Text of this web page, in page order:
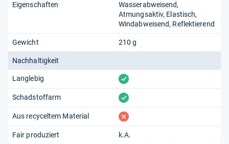
Eigenschaften
Wasserabweisend
Atmungsaktiv Elastisch
Windabweisend Reflektierend
Gewicht 210 g
Nachhaltigkeit
Langlebig vorhanden
Schadstoffarm vorhanden
Aus recyceltem Material fehlt
Fair produziert
k.A.